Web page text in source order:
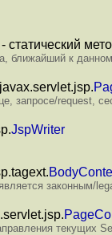
- статический
ближайший к
запросе/request,
JspWriter
законным/
текущих